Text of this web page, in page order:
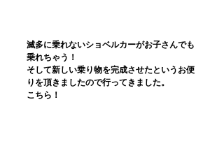
滅多に乗れないショベルカーがお子さんでも
乗れちゃう！
そして新しい乗り物を完成させたというお便
りを頂きましたので行ってきました。
こちら！